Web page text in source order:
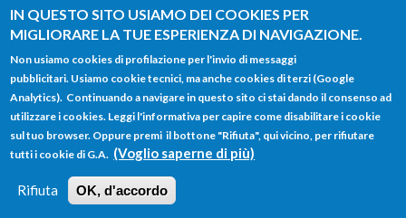
IN QUESTO SITO USIAMO DEI COOKIES PER
MIGLIORARE LA TUE ESPERIENZA DI NAVIGAZIONE.
Non usiamo cookies di profilazione per l'invio di messaggi
pubblicitari. Usiamo cookie tecnici, ma anche cookies di terzi (Google
Analytics). Continuando a navigare in questo sito ci stai dando il consenso ad
utilizzare i cookies. Leggi l'informativa per capire come disabilitare i cookie
sul tuo browser. Oppure premi il bottone "Rifiuta", qui vicino, per rifiutare
tutti i cookie di G.A. (Voglio saperne di più)
Rifiuta OK, d'accordo
Salta al contenuto principale
FORM
DI
RICERCA
Main menu
HOME TUTTI I PROFILI
LOGIN